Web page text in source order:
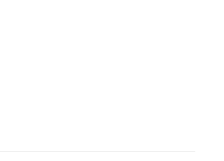
противоотёчным,
усиливает